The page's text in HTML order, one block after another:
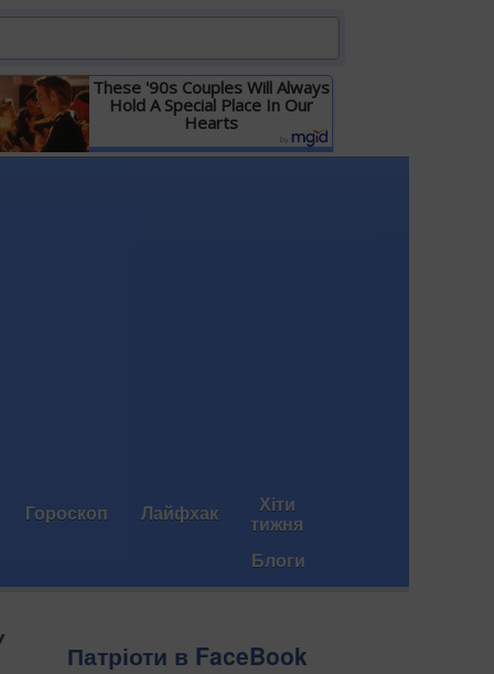
These '90s Couples Will Always
Hold A Special Place In Our
Hearts
Детальніше
Гороскоп Лайфхак Хіти
тижня
Блоги
Патріоти в FaceBook